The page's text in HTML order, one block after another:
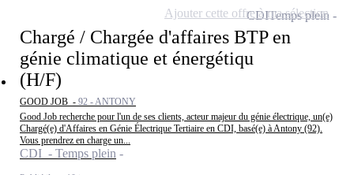
Chargé / Chargée d'affaires BTP en
génie climatique et énergétiqu
(H/F)
GOOD JOB - 92 - ANTONY
Good Job recherche pour l'un de ses clients, acteur majeur du génie électrique, un(e)
Chargé(e) d'Affaires en Génie Électrique Tertiaire en CDI, basé(e) à Antony (92).
Vous prendrez en charge un...
CDI - Temps plein
CDITemps plein
Ajouter cette offre à ma sélection